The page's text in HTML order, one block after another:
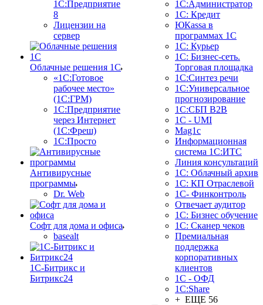
1С:Предприятие
8
Лицензии на
сервер
Облачные решения 1С
«1C:Готовое
рабочее место»
(1С:ГРМ)
1С:Предприятие
через Интернет
(1С:Фреш)
1С:Просто
Антивирусные
программы
Dr. Web
Софт для дома и офиса
basealt
1С-Битрикс и
Битрикс24
1С:Администратор
1С: Кредит
ЮКаssа в
программах 1С
1С: Курьер
1С: Бизнес-сеть.
Торговая площадка
1С:Синтез речи
1С:Универсальное
прогнозирование
1С:СБП B2B
1C - UMI
Mag1c
Информационная
система 1С:ИТС
Линия консультаций
1С: Облачный архив
1С: КП Отраслевой
1С- Финконтроль
Отвечает аудитор
1С: Бизнес обучение
1С: Сканер чеков
Премиальная
поддержка
корпоративных
клиентов
1С - ОФД
1С:Share
+ ЕЩЕ 56